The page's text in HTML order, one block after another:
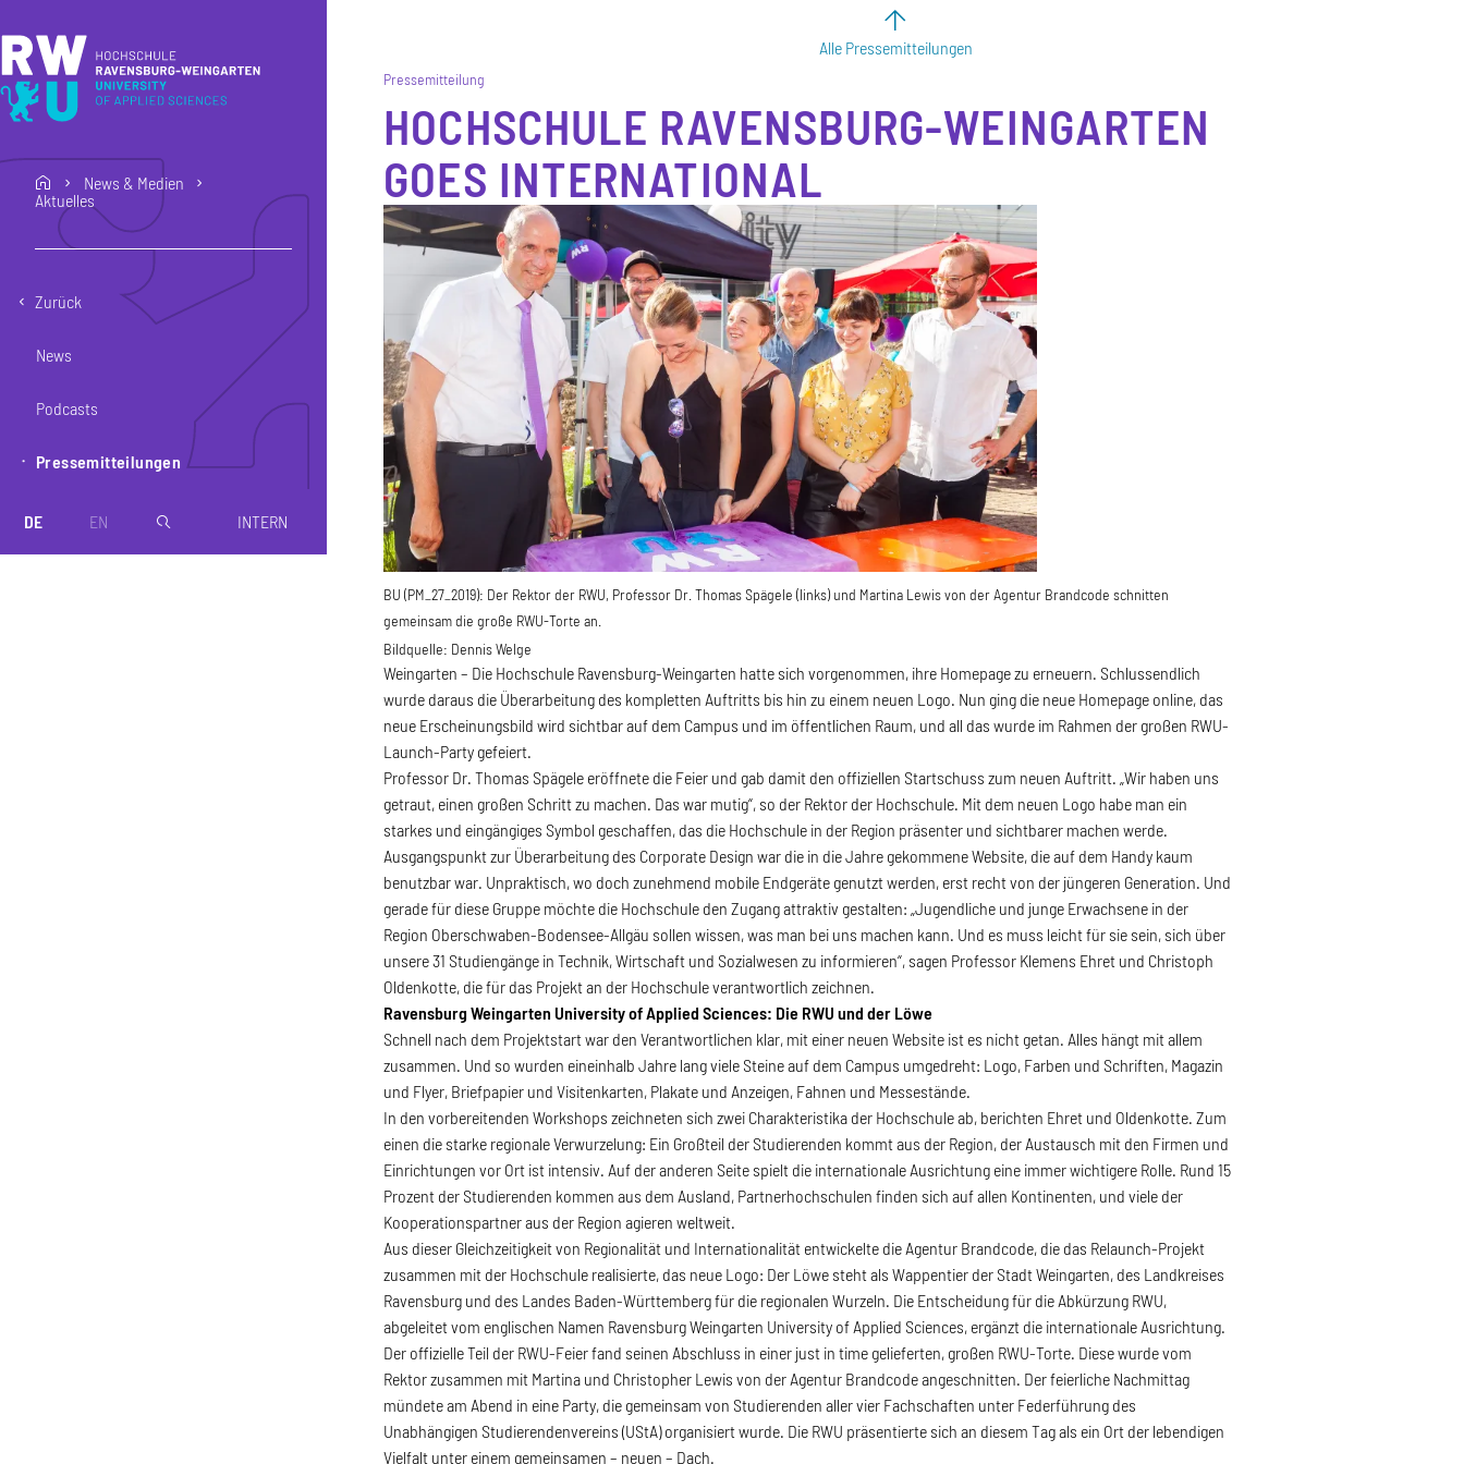
home
News & Medien
Aktuelles
Zurück
News
Podcasts
Pressemitteilungen
DE EN magnifier INTERN
Alle Pressemitteilungen
Pressemitteilung
HOCHSCHULE RAVENSBURG-WEINGARTEN
GOES INTERNATIONAL
BU (PM_27_2019): Der Rektor der RWU, Professor Dr. Thomas Spägele (links) und Martina Lewis von der Agentur Brandcode schnitten
gemeinsam die große RWU-Torte an.
Bildquelle: Dennis Welge
Weingarten – Die Hochschule Ravensburg-Weingarten hatte sich vorgenommen, ihre Homepage zu erneuern. Schlussendlich
wurde daraus die Überarbeitung des kompletten Auftritts bis hin zu einem neuen Logo. Nun ging die neue Homepage online, das
neue Erscheinungsbild wird sichtbar auf dem Campus und im öffentlichen Raum, und all das wurde im Rahmen der großen RWU-
Launch-Party gefeiert.
Professor Dr. Thomas Spägele eröffnete die Feier und gab damit den offiziellen Startschuss zum neuen Auftritt. „Wir haben uns
getraut, einen großen Schritt zu machen. Das war mutig“, so der Rektor der Hochschule. Mit dem neuen Logo habe man ein
starkes und eingängiges Symbol geschaffen, das die Hochschule in der Region präsenter und sichtbarer machen werde.
Ausgangspunkt zur Überarbeitung des Corporate Design war die in die Jahre gekommene Website, die auf dem Handy kaum
benutzbar war. Unpraktisch, wo doch zunehmend mobile Endgeräte genutzt werden, erst recht von der jüngeren Generation. Und
gerade für diese Gruppe möchte die Hochschule den Zugang attraktiv gestalten: „Jugendliche und junge Erwachsene in der
Region Oberschwaben-Bodensee-Allgäu sollen wissen, was man bei uns machen kann. Und es muss leicht für sie sein, sich über
unsere 31 Studiengänge in Technik, Wirtschaft und Sozialwesen zu informieren“, sagen Professor Klemens Ehret und Christoph
Oldenkotte, die für das Projekt an der Hochschule verantwortlich zeichnen.
Ravensburg Weingarten University of Applied Sciences: Die RWU und der Löwe
Schnell nach dem Projektstart war den Verantwortlichen klar, mit einer neuen Website ist es nicht getan. Alles hängt mit allem
zusammen. Und so wurden eineinhalb Jahre lang viele Steine auf dem Campus umgedreht: Logo, Farben und Schriften, Magazin
und Flyer, Briefpapier und Visitenkarten, Plakate und Anzeigen, Fahnen und Messestände.
In den vorbereitenden Workshops zeichneten sich zwei Charakteristika der Hochschule ab, berichten Ehret und Oldenkotte. Zum
einen die starke regionale Verwurzelung: Ein Großteil der Studierenden kommt aus der Region, der Austausch mit den Firmen und
Einrichtungen vor Ort ist intensiv. Auf der anderen Seite spielt die internationale Ausrichtung eine immer wichtigere Rolle. Rund 15
Prozent der Studierenden kommen aus dem Ausland, Partnerhochschulen finden sich auf allen Kontinenten, und viele der
Kooperationspartner aus der Region agieren weltweit.
Aus dieser Gleichzeitigkeit von Regionalität und Internationalität entwickelte die Agentur Brandcode, die das Relaunch-Projekt
zusammen mit der Hochschule realisierte, das neue Logo: Der Löwe steht als Wappentier der Stadt Weingarten, des Landkreises
Ravensburg und des Landes Baden-Württemberg für die regionalen Wurzeln. Die Entscheidung für die Abkürzung RWU,
abgeleitet vom englischen Namen Ravensburg Weingarten University of Applied Sciences, ergänzt die internationale Ausrichtung.
Der offizielle Teil der RWU-Feier fand seinen Abschluss in einer just in time gelieferten, großen RWU-Torte. Diese wurde vom
Rektor zusammen mit Martina und Christopher Lewis von der Agentur Brandcode angeschnitten. Der feierliche Nachmittag
mündete am Abend in eine Party, die gemeinsam von Studierenden aller vier Fachschaften unter Federführung des
Unabhängigen Studierendenvereins (UStA) organisiert wurde. Die RWU präsentierte sich an diesem Tag als ein Ort der lebendigen
Vielfalt unter einem gemeinsamen – neuen – Dach.